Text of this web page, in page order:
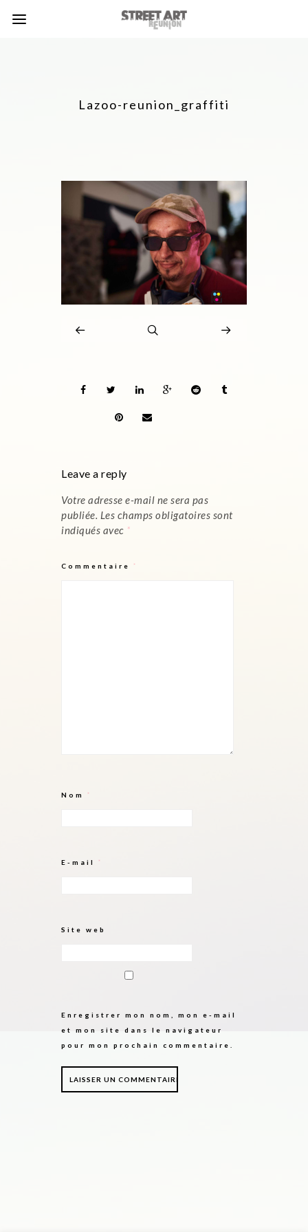
Lazoo-reunion_graffiti
Leave a reply
Votre adresse e-mail ne sera pas
publiée. Les champs obligatoires sont
indiqués avec *
Commentaire *
Nom *
E-mail *
Site web
Enregistrer mon nom, mon e-mail
et mon site dans le navigateur
pour mon prochain commentaire.